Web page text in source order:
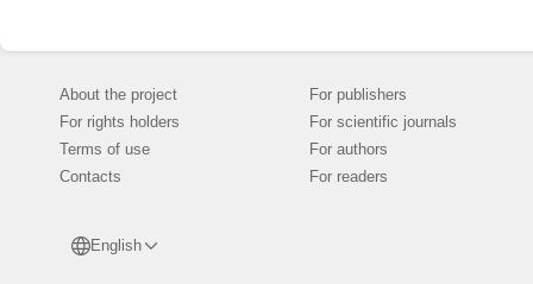
Rachford//Trans. Amer. Math.
Gao, Ch. A general formulation
Gao, Y. Wang//Int. Comm.
Самарский, А.А. Теория
About the project
For rights holders
Terms of use
Contacts
English
For publishers
For scientific journals
For authors
For readers